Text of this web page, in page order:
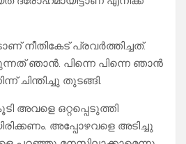
നീതികേട് പ്രവർത്തിച്ചത്.
ഞാൻ. പിന്നെ പിന്നെ ഞാൻ
ചിന്തിച്ചു തുടങ്ങി.
അവളെ ഒറ്റപ്പെടുത്തി
അപ്പോഴവളെ അടിച്ചു